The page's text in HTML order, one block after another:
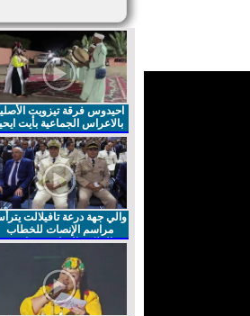
احيدوس فرقة تيزويت الأصلية
بالاعراس الجماعية بأيت ايحيا
والي جهة درعة تافيلالت يترأس
مراسم الإنصات للخطاب
الملكي السامي بمناسبة